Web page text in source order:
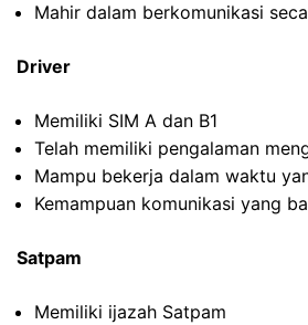
Mahir dalam berkomunikasi
Driver
Memiliki SIM A dan B1
Telah memiliki pengalaman
Mampu bekerja dalam waktu
Kemampuan komunikasi yang
Satpam
Memiliki ijazah Satpam